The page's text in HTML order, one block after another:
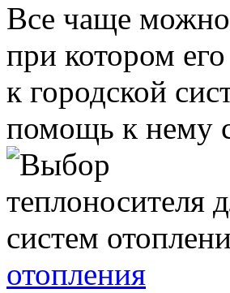
Все чаще можно
при котором
к городской
помощь к нему
отопления